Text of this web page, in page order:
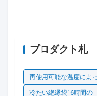
プロダクト札
再使用可能な温度によ
冷たい絶縁袋16時間の